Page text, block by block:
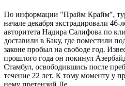
По информации "Прайм Крайм",
начале декабря экстрадировали 46-
авторитета Надира Салифова по
доставили в Баку, где поместили
законе пробыл на свободе год.
прошлого года он покинул
Стамбул, освободившись после
течение 22 лет. К тому моменту у
нему претензий.Ле...